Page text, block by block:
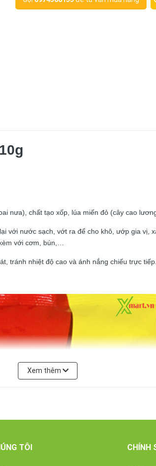
nưa), chất tạo xốp, lúa miến đỏ (cây cao
với nước sạch, vớt ra để cho khô, ướp gia vị,
với cơm, bún,…
tránh nhiệt độ cao và ánh nắng chiếu trực tiếp.
Xem thêm
TÔI CHÍNH